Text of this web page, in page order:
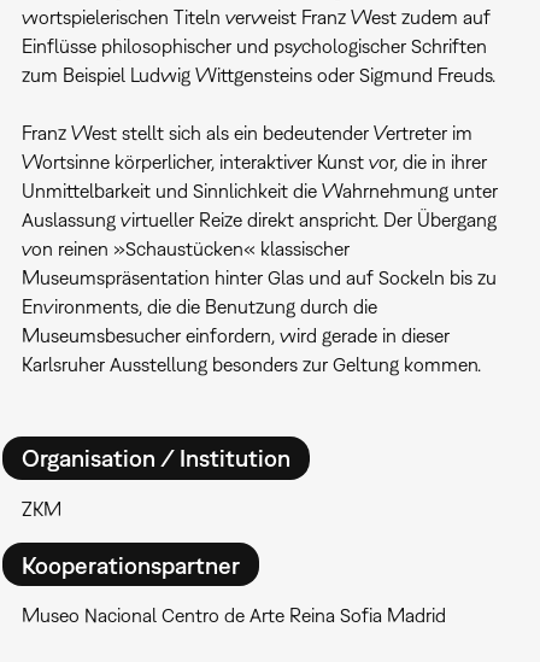
wortspielerischen Titeln verweist Franz West zudem auf
Einflüsse philosophischer und psychologischer Schriften
zum Beispiel Ludwig Wittgensteins oder Sigmund Freuds.
Franz West stellt sich als ein bedeutender Vertreter im
Wortsinne körperlicher, interaktiver Kunst vor, die in ihrer
Unmittelbarkeit und Sinnlichkeit die Wahrnehmung unter
Auslassung virtueller Reize direkt anspricht. Der Übergang
von reinen »Schaustücken« klassischer
Museumspräsentation hinter Glas und auf Sockeln bis zu
Environments, die die Benutzung durch die
Museumsbesucher einfordern, wird gerade in dieser
Karlsruher Ausstellung besonders zur Geltung kommen.
Organisation / Institution
ZKM
Kooperationspartner
Museo Nacional Centro de Arte Reina Sofia Madrid